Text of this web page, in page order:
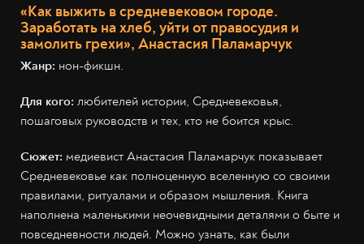
«Как выжить в средневековом городе.
Заработать на хлеб, уйти от правосудия и
замолить грехи», Анастасия Паламарчук
Жанр: нон-фикшн.
Для кого: любителей истории, Средневековья,
пошаговых руководств и тех, кто не боится крыс.
Сюжет: медиевист Анастасия Паламарчук показывает
Средневековье как полноценную вселенную со своими
правилами, ритуалами и образом мышления. Книга
наполнена маленькими неочевидными деталями о быте и
повседневности людей. Можно узнать, как были